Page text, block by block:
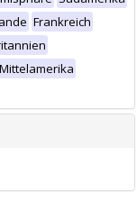
Frankreich
Mittelamerika